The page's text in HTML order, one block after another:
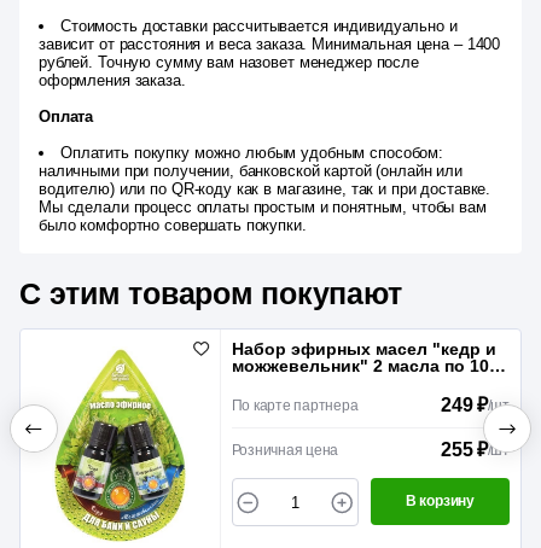
Стоимость доставки рассчитывается индивидуально и
зависит от расстояния и веса заказа. Минимальная цена – 1400
рублей. Точную сумму вам назовет менеджер после
оформления заказа.
Оплата
Оплатить покупку можно любым удобным способом:
наличными при получении, банковской картой (онлайн или
водителю) или по QR-коду как в магазине, так и при доставке.
Мы сделали процесс оплаты простым и понятным, чтобы вам
было комфортно совершать покупки.
С этим товаром покупают
Набор эфирных масел "кедр и
можжевельник" 2 масла по 10
По карте партнера 249 ₽/шт
Розничная цена 255 ₽/шт
В корзину